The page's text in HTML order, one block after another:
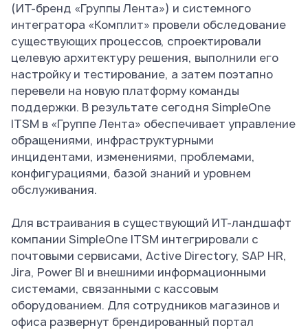
(ИТ-бренд «Группы Лента») и системного
интегратора «Комплит» провели обследование
существующих процессов, спроектировали
целевую архитектуру решения, выполнили его
настройку и тестирование, а затем поэтапно
перевели на новую платформу команды
поддержки. В результате сегодня SimpleOne
ITSM в «Группе Лента» обеспечивает управление
обращениями, инфраструктурными
инцидентами, изменениями, проблемами,
конфигурациями, базой знаний и уровнем
обслуживания.
Для встраивания в существующий ИТ-ландшафт
компании SimpleOne ITSM интегрировали с
почтовыми сервисами, Active Directory, SAP HR,
Jira, Power BI и внешними информационными
системами, связанными с кассовым
оборудованием. Для сотрудников магазинов и
офиса развернут брендированный портал